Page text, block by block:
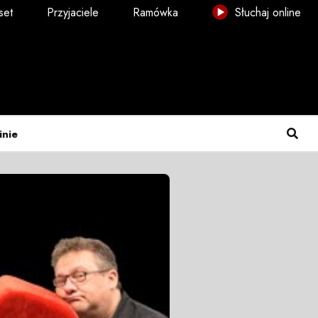
Przyjaciele Ramówka Słuchaj online